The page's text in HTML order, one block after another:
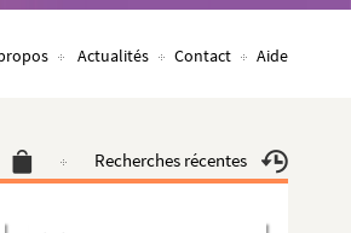
Actualités Contact Aide
Recherches récentes